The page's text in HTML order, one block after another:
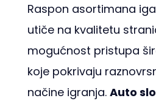
Raspon asortimana
utiče na kvalitetu
mogu­ćnost pristupa
koje pokrivaju
načine igranja. Auto